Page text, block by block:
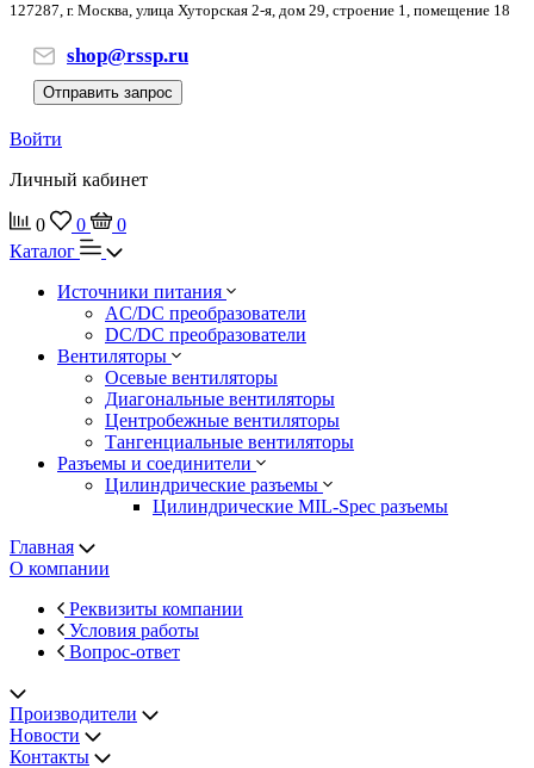
127287, г. Москва, улица Хуторская 2-я, дом 29, строение 1, помещение 18
shop@rssp.ru
Отправить запрос
Войти
Личный кабинет
0 0
0
Каталог
Источники питания
AC/DC преобразователи
DC/DC преобразователи
Вентиляторы
Осевые вентиляторы
Диагональные вентиляторы
Центробежные вентиляторы
Тангенциальные вентиляторы
Разъемы и соединители
Цилиндрические разъемы
Цилиндрические MIL-Spec разъемы
Главная
О компании
Реквизиты компании
Условия работы
Вопрос-ответ
Производители
Новости
Контакты